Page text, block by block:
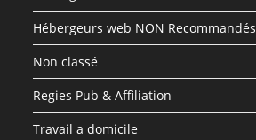
Hébergeurs web NON Recommandés
Non classé
Regies Pub & Affiliation
Travail a domicile